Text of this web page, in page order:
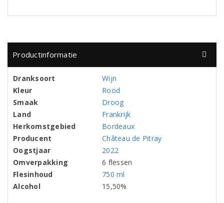
Productinformatie
Dranksoort
Wijn
Kleur
Rood
Smaak
Droog
Land
Frankrijk
Herkomstgebied
Bordeaux
Producent
Château de Pitray
Oogstjaar
2022
Omverpakking
6 flessen
Flesinhoud
750 ml
Alcohol
15,50%